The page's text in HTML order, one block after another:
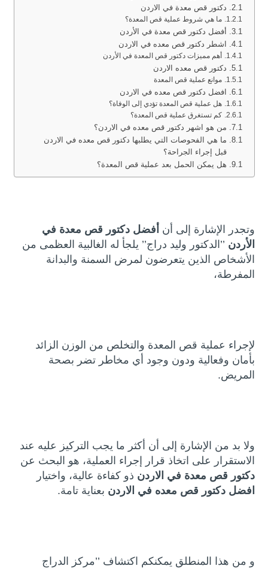
دكتور قص معدة في الاردن
ما هي شروط عملية قص المعدة؟
أفضل دكتور قص معدة في الأردن
اشطر دكتور قص معده في الاردن
أهم مميزات دكتور قص المعدة في الأردن
دكتور قص معده الاردن
موانع عملية قص المعدة
افضل دكتور قص معده في الاردن
هل عملية قص المعدة تؤدي إلى الوفاة؟
كم تستغرق عملية قص المعدة؟
من هو اشهر دكتور قص معده في الاردن؟
ما هي الفحوصات التي يطلبها دكتور قص معده في الاردن
قبل إجراء الجراحة؟
هل يمكن الحمل بعد عملية قص المعدة؟
وتجدر الإشارة إلى أن أفضل دكتور قص معدة في
الأردن ’’الدكتور وليد دراج’’ يلجأ له الغالبية العظمى من
الأشخاص الذين يتعرضون لمرض السمنة والبدانة
المفرطة،
لإجراء عملية قص المعدة والتخلص من الوزن الزائد
بأمان وفعالية ودون وجود أي مخاطر تضر بصحة
المريض.
ولا بد من الإشارة إلى أن أكثر ما يجب التركيز عليه عند
الاستقرار على اتخاذ قرار إجراء العملية، هو البحث عن
دكتور قص معدة في الاردن ذو كفاءة عالية، واختيار
افضل دكتور قص معده في الاردن بعناية تامة.
و من هذا المنطلق يمكنكم اكتشاف ’’مركز الدراج